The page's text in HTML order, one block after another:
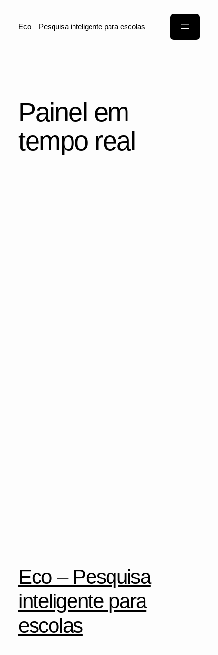
Eco – Pesquisa inteligente para escolas
Painel em
tempo real
Eco – Pesquisa
inteligente para
escolas